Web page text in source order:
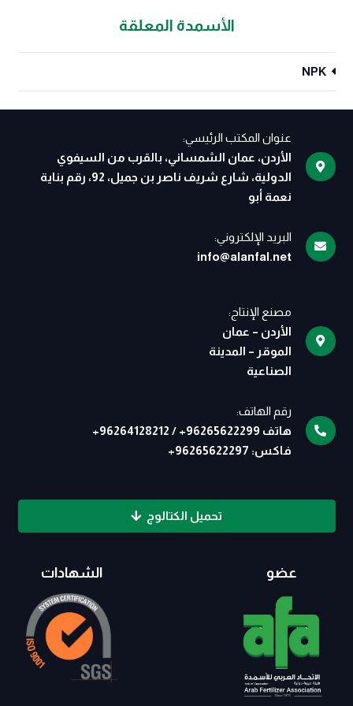
الأسمدة المعلقة
NPK
عنوان المكتب الرئيسي:
الأردن، عمان الشمساني، بالقرب من السيفوي
الدولية، شارع شريف ناصر بن جميل، 92، رقم بناية
نعمة أبو
البريد الإلكتروني:
info@alanfal.net
مصنع الإنتاج:
الأردن – عمان
الموقر – المدينة
الصناعية
رقم الهاتف:
هاتف 96265622299
+
/
96264128212
+
فاكس: 96265622297
+
تحميل الكتالوج
عضو الشهادات